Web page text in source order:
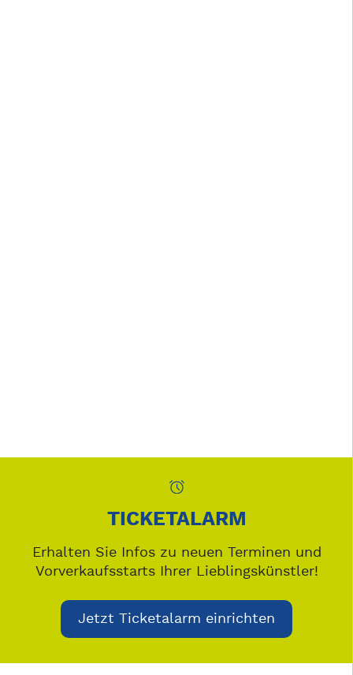
TICKETALARM
Erhalten Sie Infos zu neuen Terminen und
Vorverkaufsstarts Ihrer Lieblingskünstler!
Jetzt Ticketalarm einrichten